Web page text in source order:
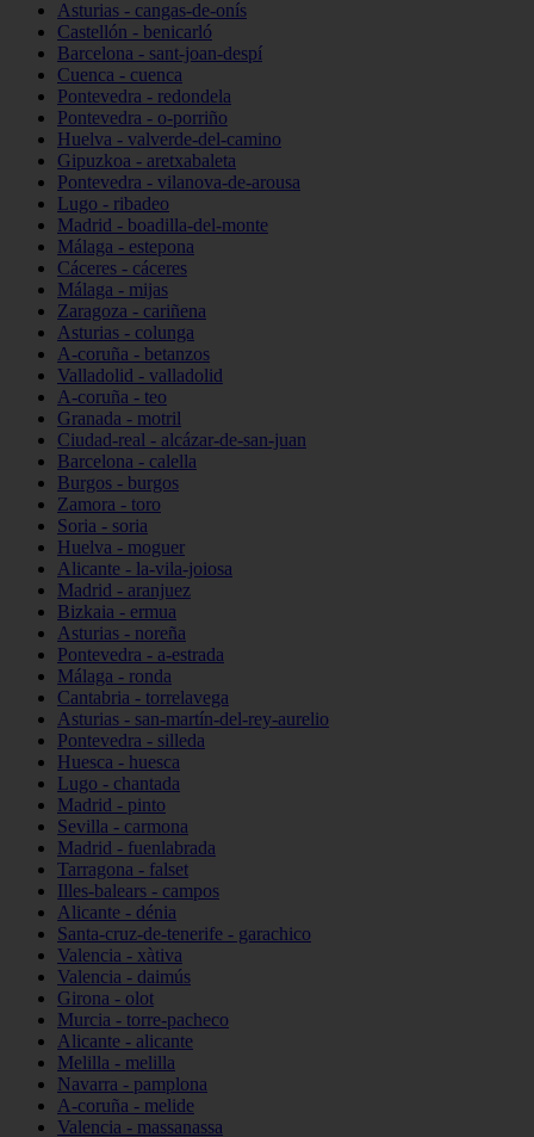
Asturias - cangas-de-onís
Castellón - benicarló
Barcelona - sant-joan-despí
Cuenca - cuenca
Pontevedra - redondela
Pontevedra - o-porriño
Huelva - valverde-del-camino
Gipuzkoa - aretxabaleta
Pontevedra - vilanova-de-arousa
Lugo - ribadeo
Madrid - boadilla-del-monte
Málaga - estepona
Cáceres - cáceres
Málaga - mijas
Zaragoza - cariñena
Asturias - colunga
A-coruña - betanzos
Valladolid - valladolid
A-coruña - teo
Granada - motril
Ciudad-real - alcázar-de-san-juan
Barcelona - calella
Burgos - burgos
Zamora - toro
Soria - soria
Huelva - moguer
Alicante - la-vila-joiosa
Madrid - aranjuez
Bizkaia - ermua
Asturias - noreña
Pontevedra - a-estrada
Málaga - ronda
Cantabria - torrelavega
Asturias - san-martín-del-rey-aurelio
Pontevedra - silleda
Huesca - huesca
Lugo - chantada
Madrid - pinto
Sevilla - carmona
Madrid - fuenlabrada
Tarragona - falset
Illes-balears - campos
Alicante - dénia
Santa-cruz-de-tenerife - garachico
Valencia - xàtiva
Valencia - daimús
Girona - olot
Murcia - torre-pacheco
Alicante - alicante
Melilla - melilla
Navarra - pamplona
A-coruña - melide
Valencia - massanassa